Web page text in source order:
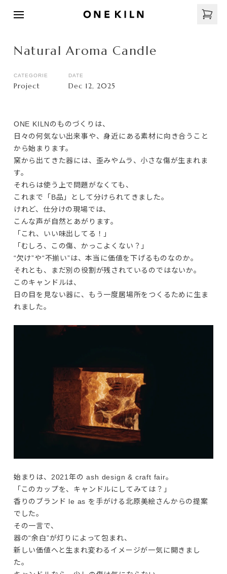
Natural Aroma Candle
CATEGORIE
Project
DATE
Dec 12, 2025
ONE KILNのものづくりは、
日々の何気ない出来事や、身近にある素材に向き合うこと
から始まります。
窯から出てきた器には、歪みやムラ、小さな傷が生まれま
す。
それらは使う上で問題がなくても、
これまで「B品」として分けられてきました。
けれど、仕分けの現場では、
こんな声が自然とあがります。
「これ、いい味出してる！」
「むしろ、この傷、かっこよくない？」
“欠け”や“不揃い”は、本当に価値を下げるものなのか。
それとも、まだ別の役割が残されているのではないか。
このキャンドルは、
日の目を見ない器に、もう一度居場所をつくるために生ま
れました。
始まりは、2021年の ash design & craft fair。
「このカップを、キャンドルにしてみては？」
香りのブランド le as を手がける北原美絵さんからの提案
でした。
その一言で、
器の“余白”が灯りによって包まれ、
新しい価値へと生まれ変わるイメージが一気に開きまし
た。